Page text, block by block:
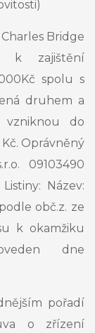
Bridge
k zajištění
spolu s
druhem a
vzniknou do
Oprávněný
09103490
Název:
obč.z. ze
k okamžiku
dne
pořadí
o zřízení